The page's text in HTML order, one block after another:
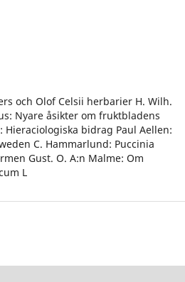
och Olof Celsii herbarier H. Wilh.
Nyare åsikter om fruktbladens
bidrag Paul Aellen:
C. Hammarlund: Puccinia
Gust. O. A:n Malme: Om
L